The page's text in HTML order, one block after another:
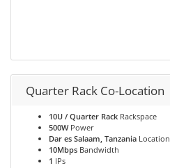
Quarter Rack Co-Location
10U / Quarter Rack Rackspace
500WPower
Dar es Salaam, Tanzania Location
10Mbps Bandwidth
1 IPs